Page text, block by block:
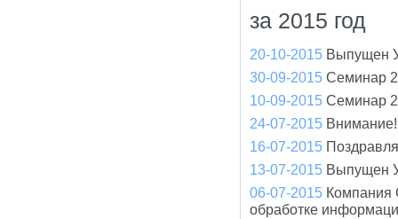
за 2015 год
20-10-2015 Выпущен
30-09-2015 Семинар
10-09-2015 Семинар
24-07-2015
16-07-2015
13-07-2015 Выпущен
06-07-2015 Компания
обработке